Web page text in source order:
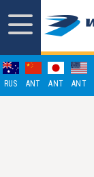
RUS ANT ANT ANT